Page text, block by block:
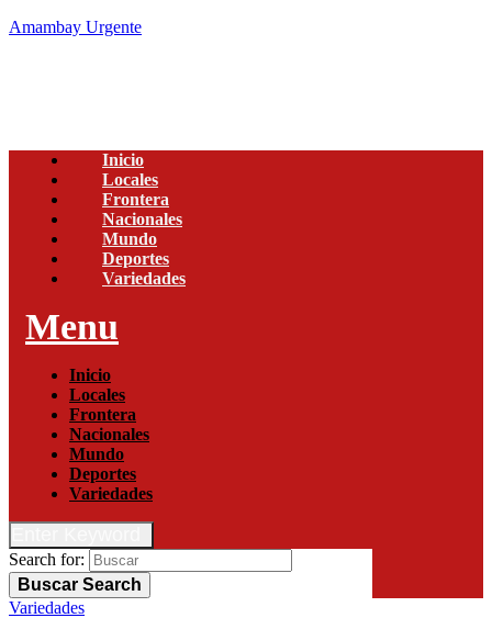
Amambay Urgente
Inicio
Locales
Frontera
Nacionales
Mundo
Deportes
Variedades
Menu
Inicio
Locales
Frontera
Nacionales
Mundo
Deportes
Variedades
Search for:
Buscar Search
Variedades